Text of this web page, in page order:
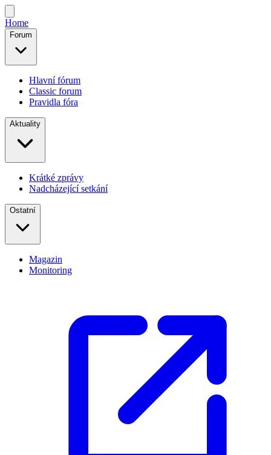
Home
Forum
Hlavní fórum
Classic forum
Pravidla fóra
Aktuality
Krátké zprávy
Nadcházející setkání
Ostatní
Magazin
Monitoring